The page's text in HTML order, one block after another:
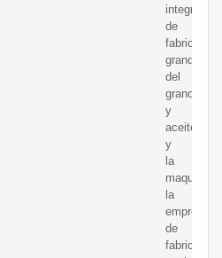
integrada
de
fabricación
grande
del
grano
y
aceite
y
la
la
empresa
de
fabricación